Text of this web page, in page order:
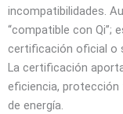
incompatibilidades.
“compatible con Qi”;
certificación oficial o
La certificación
eficiencia,
de energía.